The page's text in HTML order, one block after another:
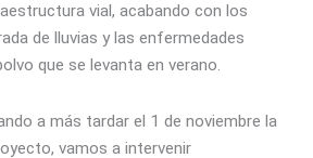
vial, acabando con los
de lluvias y las enfermedades
que se levanta en verano.
a más tardar el 1 de noviembre la
vamos a intervenir